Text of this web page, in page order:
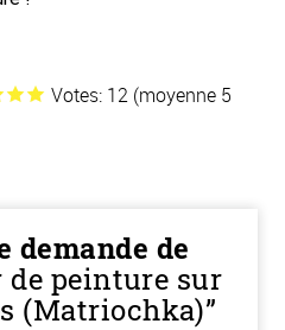
Votes: 12 (moyenne 5
demande de
de peinture sur
(Matriochka)”